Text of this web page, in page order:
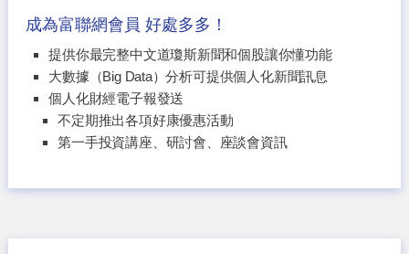
成為富聯網會員 好處多多！
提供你最完整中文道瓊斯新聞和個股讓你懂功能
大數據（Big Data）分析可提供個人化新聞訊息
個人化財經電子報發送
不定期推出各項好康優惠活動
第一手投資講座、研討會、座談會資訊